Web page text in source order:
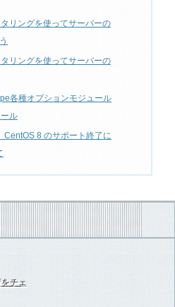
リングを使ってサーバーの
リングを使ってサーバーの
各種オプションモジュール
ル
CentOS 8 のサポート終了に
チェ